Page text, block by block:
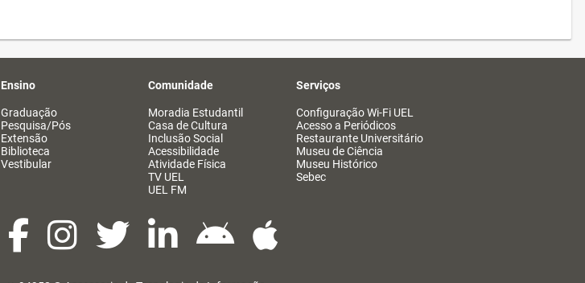
Ensino
Graduação
Pesquisa/Pós
Extensão
Biblioteca
Vestibular
Comunidade
Moradia Estudantil
Casa de Cultura
Inclusão Social
Acessibilidade
Atividade Física
TV UEL
UEL FM
Serviços
Configuração Wi-Fi UEL
Acesso a Periódicos
Restaurante Universitário
Museu de Ciência
Museu Histórico
Sebec